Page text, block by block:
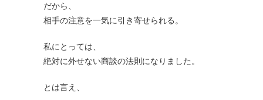
だから、
相手の注意を一気に引き寄せられる。
私にとっては、
絶対に外せない商談の法則になりました。
とは言え、